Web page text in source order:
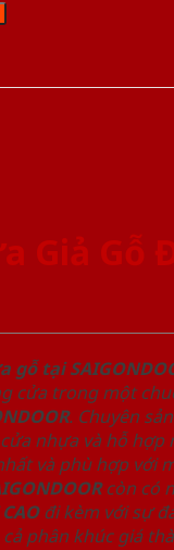
Giả Gỗ
gỗ tại
cửa trong một
. Chuyên
nhựa và hỗ hợp
và phù hợp với
còn có
CAOđi kèm với sự
phân khúc giá